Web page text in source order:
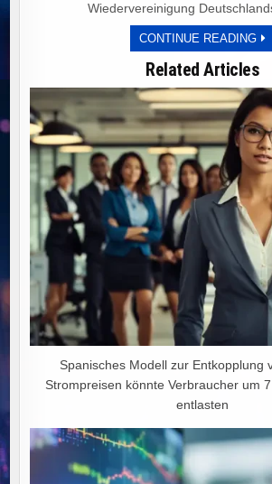
Wiedervereinigung
CONTINUE READING
IN
Related Articles
Spanisches Modell zur Entkopplung
Strompreisen könnte Verbraucher um
entlasten